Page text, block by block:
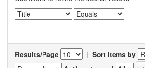
Results/Page | Sort items by